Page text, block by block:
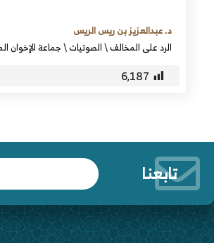
د. عبدالعزيز بن ريس الريس
الرد على المخالف\الصوتيات\جماعة الإخوان
6٬187
تابعنا